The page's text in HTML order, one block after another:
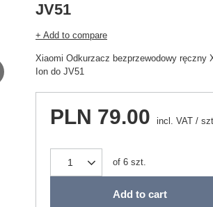
JV51
+ Add to compare
Xiaomi Odkurzacz bezprzewodowy ręczny
Ion do JV51
PLN 79.00 incl. VAT /
of 6 szt.
Add to cart